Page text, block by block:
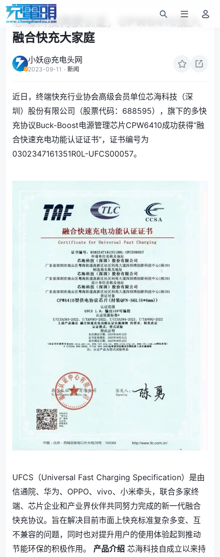
芯海科技再获认证，CPW6410加入
融合快充大家庭
小妖@充电头网
2023-09-11 · 新闻
近日，终端快充行业协会高级会员单位芯海科技（深
圳）股份有限公司（股票代码：688595），旗下的多快
充协议Buck-Boost电源管理芯片CPW6410成功获得“融
合快速充电功能认证证书”，证书编号为
0302347161351R0L-UFCS00057。
UFCS（Universal Fast Charging Specification）是由
信通院、华为、OPPO、vivo、小米牵头，联合多家终
端、芯片企业和产业界伙伴共同努力完成的新一代融合
快充协议。旨在解决目前市面上快充标准复杂多变、互
不兼容的问题，同时也对提升用户的使用体验起到推动
节能环保的积极作用。 产品介绍 芯海科技自成立以来持